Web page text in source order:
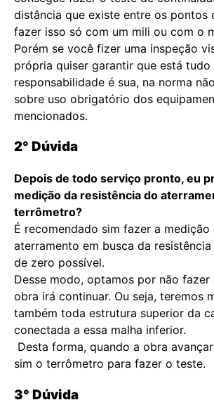
distância que existe entre os pontos
fazer isso só com um mili ou com o
Porém se você fizer uma inspeção
própria quiser garantir que está tudo
responsabilidade é sua, na norma
sobre uso obrigatório dos
mencionados.
2° Dúvida
Depois de todo serviço pronto, eu
medição da resistência do
terrômetro?
É recomendado sim fazer a medição
aterramento em busca da
de zero possível.
Desse modo, optamos por não fazer
obra irá continuar. Ou seja, teremos
também toda estrutura superior da
conectada a essa malha inferior.
Desta forma, quando a obra
sim o terrômetro para fazer o teste.
3° Dúvida